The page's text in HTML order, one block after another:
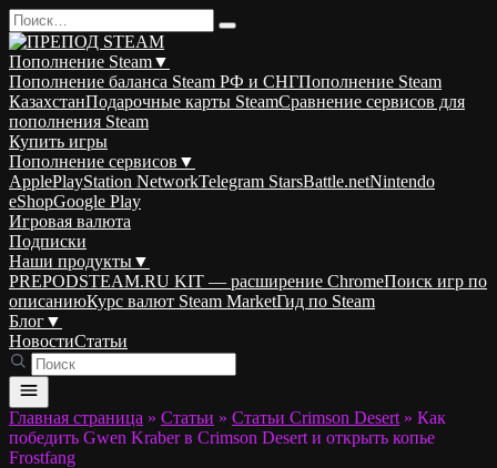
Перейти
к
содержанию
Search
for:
Пополнение Steam▼
Пополнение баланса Steam РФ и СНГПополнение Steam
КазахстанПодарочные карты SteamСравнение сервисов для
пополнения Steam
Купить игры
Пополнение сервисов ▼
ApplePlayStation NetworkTelegram StarsBattle.netNintendo
eShopGoogle Play
Игровая валюта
Подписки
Наши продукты▼
PREPODSTEAM.RU KIT — расширение ChromeПоиск игр по
описаниюКурс валют Steam MarketГид по Steam
Блог▼
НовостиСтатьи
Главная страница » Статьи » Статьи Crimson Desert » Как
победить Gwen Kraber в Crimson Desert и открыть копье
Frostfang